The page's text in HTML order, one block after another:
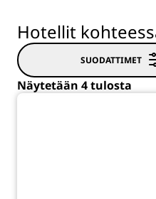
Hotellit
SUODATTIMET
Näytetään 4 tulosta